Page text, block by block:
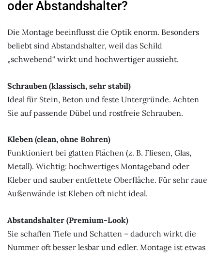
oder Abstandshalter?
Die Montage beeinflusst die Optik enorm. Besonders
beliebt sind Abstandshalter, weil das Schild
„schwebend“ wirkt und hochwertiger aussieht.
Schrauben (klassisch, sehr stabil)
Ideal für Stein, Beton und feste Untergründe. Achten
Sie auf passende Dübel und rostfreie Schrauben.
Kleben (clean, ohne Bohren)
Funktioniert bei glatten Flächen (z. B. Fliesen, Glas,
Metall). Wichtig: hochwertiges Montageband oder
Kleber und sauber entfettete Oberfläche. Für sehr raue
Außenwände ist Kleben oft nicht ideal.
Abstandshalter (Premium-Look)
Sie schaffen Tiefe und Schatten – dadurch wirkt die
Nummer oft besser lesbar und edler. Montage ist etwas